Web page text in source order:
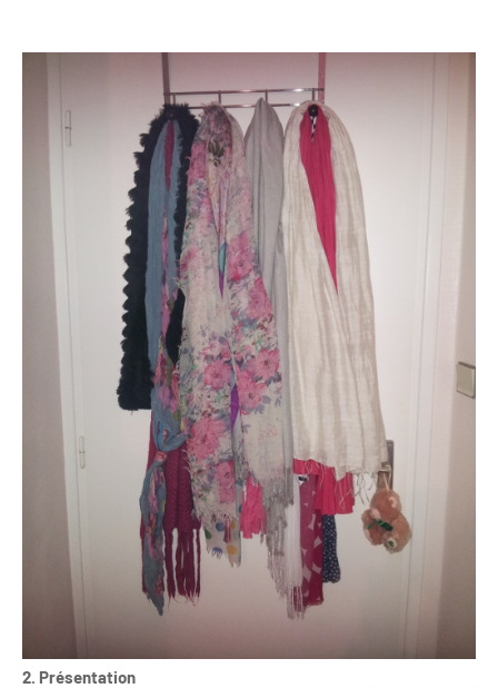
2. Présentation